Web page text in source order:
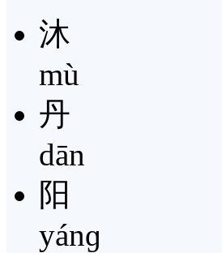
沐
mù
丹
dān
阳
yánɡ